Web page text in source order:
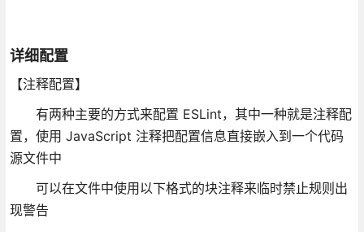
详细配置
【注释配置】
有两种主要的方式来配置 ESLint，其中一种就是注释配
置，使用 JavaScript 注释把配置信息直接嵌入到一个代码
源文件中
可以在文件中使用以下格式的块注释来临时禁止规则出
现警告